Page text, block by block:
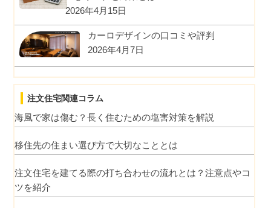
2026年4月15日
カーロデザインの口コミや評判
2026年4月7日
注文住宅関連コラム
海風で家は傷む？長く住むための塩害対策を解説
移住先の住まい選び方で大切なこととは
注文住宅を建てる際の打ち合わせの流れとは？注意点やコ
ツを紹介